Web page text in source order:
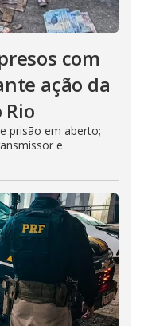
com
ação da
prisão em aberto;
e